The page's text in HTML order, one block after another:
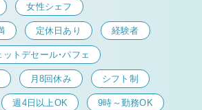
女性シェフ
定休日あり 経験者
ットデセール・パフェ
月8回休み シフト制
週4日以上OK 9時～勤務OK